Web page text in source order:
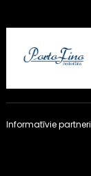
Informatīvie partneri